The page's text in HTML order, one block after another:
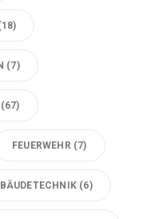
(7)
(67)
FEUERWEHR (7)
(6)